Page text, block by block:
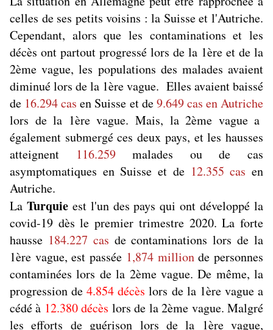
celles de ses petits voisins : la Suisse et l'Autriche.
Cependant, alors que les contaminations et les
décès ont partout progressé lors de la 1ère et de la
2ème vague, les populations des malades avaient
diminué lors de la 1ère vague. Elles avaient baissé
de 16.294 cas en Suisse et de9.649 cas en Autriche
lors de la 1ère vague. Mais, la 2ème vague a
également submergé ces deux pays, et les hausses
atteignent 116.259malades ou de cas
asymptomatiques en Suisse et de 12.355 cas en
Autriche.
La Turquie est l'un des pays qui ont développé la
covid-19 dès le premier trimestre 2020. La forte
hausse 184.227 cas de contaminations lors de la
1ère vague, est passée 1,874 millionde personnes
contaminées lors de la 2ème vague. De même, la
progression de4.854 décèslors de la 1ère vague a
cédé à 12.380 décès lors de la 2ème vague. Malgré
les efforts de guérison lors de la 1ère vague,